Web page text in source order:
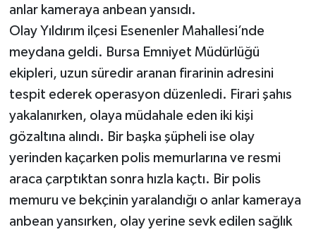
anlar kameraya anbean yansıdı.
Olay Yıldırım ilçesi Esenenler Mahallesi’nde
meydana geldi. Bursa Emniyet Müdürlüğü
ekipleri, uzun süredir aranan firarinin adresini
tespit ederek operasyon düzenledi. Firari şahıs
yakalanırken, olaya müdahale eden iki kişi
gözaltına alındı. Bir başka şüpheli ise olay
yerinden kaçarken polis memurlarına ve resmi
araca çarptıktan sonra hızla kaçtı. Bir polis
memuru ve bekçinin yaralandığı o anlar kameraya
anbean yansırken, olay yerine sevk edilen sağlık